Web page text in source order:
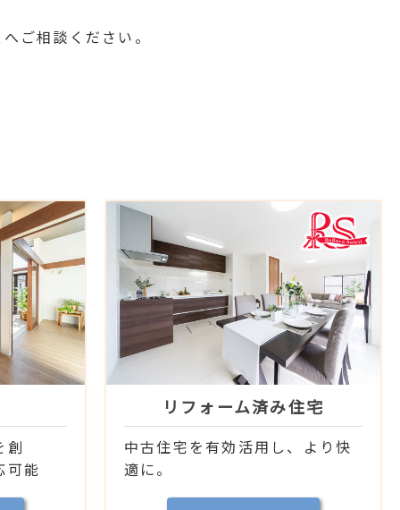
ご相談ください。
創
可能
リフォーム済み住宅
中古住宅を有効活用し、より快
適に。